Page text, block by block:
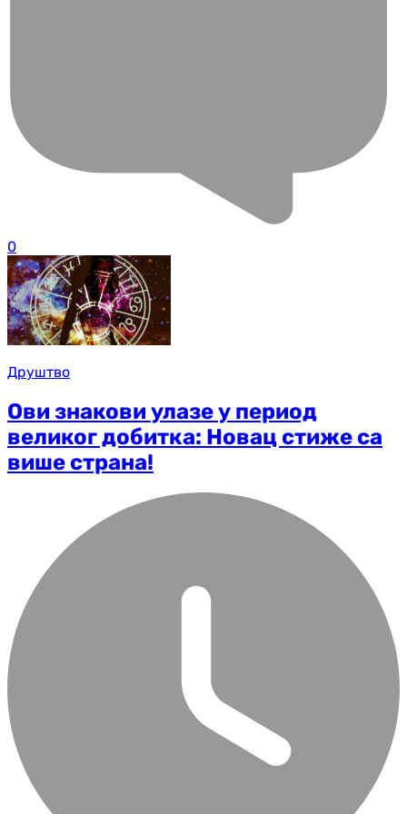
0
Друштво
Ови знакови улазе у период
великог добитка: Новац стиже са
више страна!